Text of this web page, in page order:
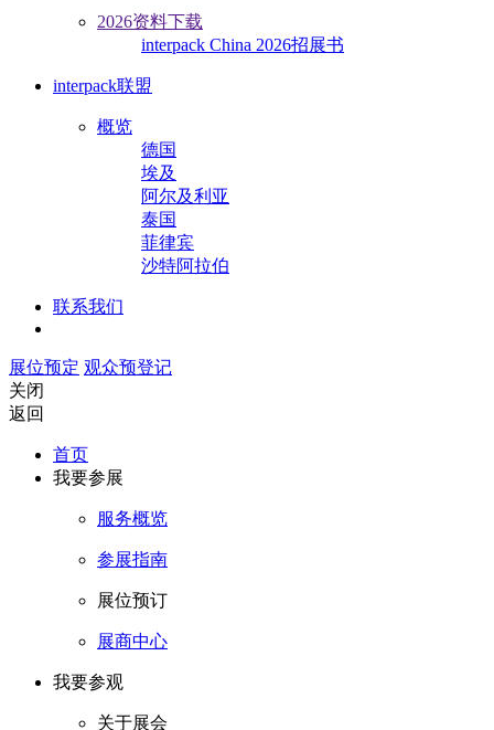
2026资料下载
interpack China 2026招展书
interpack联盟
概览
德国
埃及
阿尔及利亚
泰国
菲律宾
沙特阿拉伯
联系我们
展位预定 观众预登记
关闭
返回
首页
我要参展
服务概览
参展指南
展位预订
展商中心
我要参观
关于展会